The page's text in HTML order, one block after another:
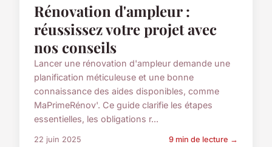
Rénovation d'ampleur :
réussissez votre projet avec
nos conseils
Lancer une rénovation d'ampleur demande une
planification méticuleuse et une bonne
connaissance des aides disponibles, comme
MaPrimeRénov'. Ce guide clarifie les étapes
essentielles, les obligations r...
22 juin 2025 9 min de lecture →